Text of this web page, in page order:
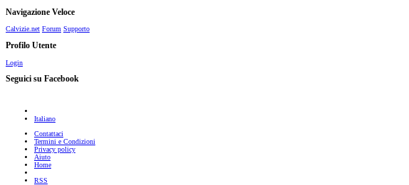
Navigazione Veloce
Calvizie.net Forum Supporto
Profilo Utente
Login
Seguici su Facebook
Italiano
Contattaci
Termini e Condizioni
Privacy policy
Aiuto
Home
RSS